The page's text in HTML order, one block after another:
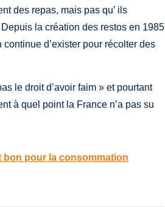
des repas, mais pas qu’ ils
la création des restos en 1985
d’exister pour récolter des
le droit d’avoir faim » et pourtant
à quel point la France n’a pas su
pour la consommation